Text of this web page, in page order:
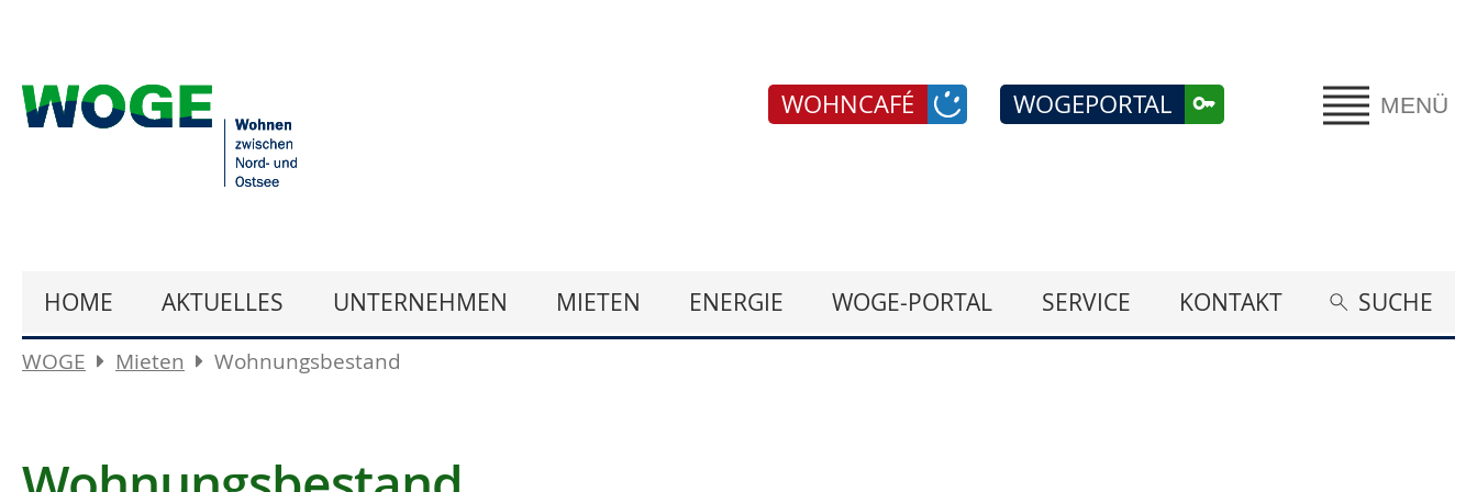
MENÜ
WOGEPORTAL
WOHNCAFÉ
HOME AKTUELLES UNTERNEHMEN MIETEN ENERGIE WOGE-PORTAL SERVICE KONTAKT SUCHE
WOGE Mieten Wohnungsbestand